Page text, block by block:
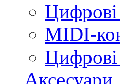
Цифрові
MIDI-